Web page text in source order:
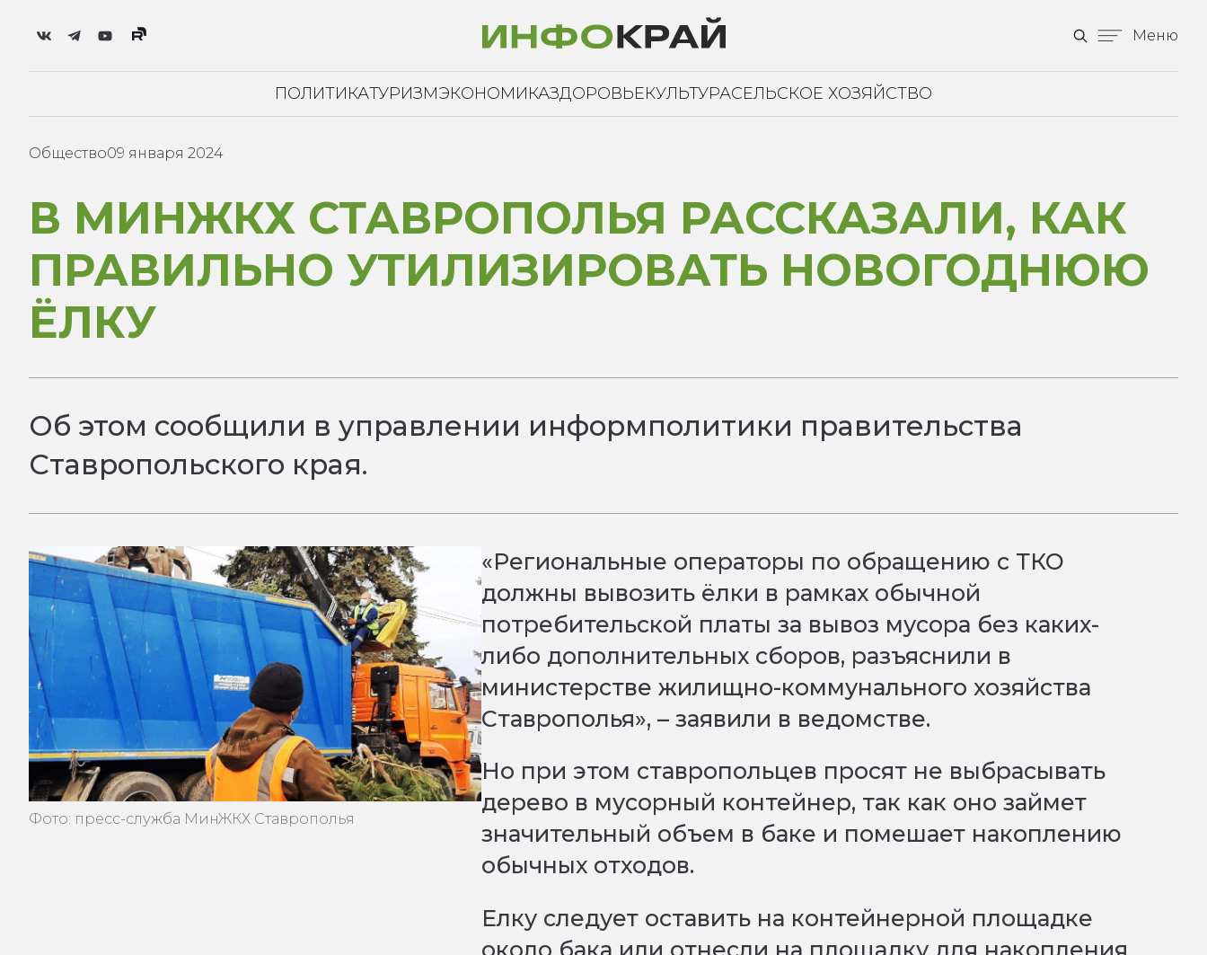
Меню
ПОЛИТИКАТУРИЗМЭКОНОМИКАЗДОРОВЬЕКУЛЬТУРАСЕЛЬСКОЕ ХОЗЯЙСТВО
Общество09 января 2024
В МИНЖКХ СТАВРОПОЛЬЯ РАССКАЗАЛИ, КАК
ПРАВИЛЬНО УТИЛИЗИРОВАТЬ НОВОГОДНЮЮ
ЁЛКУ
Об этом сообщили в управлении информполитики правительства
Ставропольского края.
Фото: пресс-служба МинЖКХ Ставрополья
«Региональные операторы по обращению с ТКО
должны вывозить ёлки в рамках обычной
потребительской платы за вывоз мусора без каких-
либо дополнительных сборов, разъяснили в
министерстве жилищно-коммунального хозяйства
Ставрополья», – заявили в ведомстве.
Но при этом ставропольцев просят не выбрасывать
дерево в мусорный контейнер, так как оно займет
значительный объем в баке и помешает накоплению
обычных отходов.
Елку следует оставить на контейнерной площадке
около бака или отнесли на площадку для накопления